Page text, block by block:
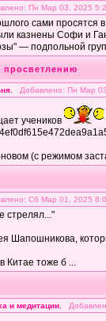
Пн Мар 03, 2025
сами
казнены Софи и
— подпольной
Добавлено: Пн Мар
учеников
(с режимом
Сб Мар 01, 2025
стрелял..."
Шапошникова,
Китае тоже б ...
и медитации.